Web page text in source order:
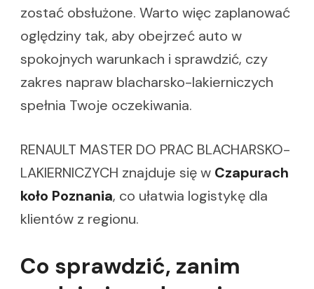
zostać obsłużone. Warto więc zaplanować
oględziny tak, aby obejrzeć auto w
spokojnych warunkach i sprawdzić, czy
zakres napraw blacharsko-lakierniczych
spełnia Twoje oczekiwania.
RENAULT MASTER DO PRAC BLACHARSKO-
LAKIERNICZYCH znajduje się w Czapurach
koło Poznania, co ułatwia logistykę dla
klientów z regionu.
Co sprawdzić, zanim